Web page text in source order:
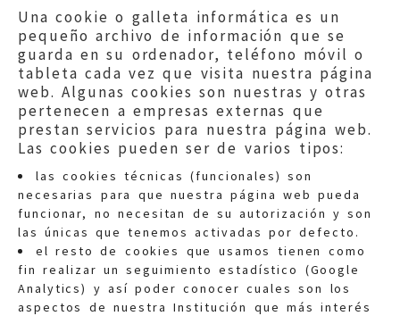
Una cookie o galleta informática es un
pequeño archivo de información que se
guarda en su ordenador, teléfono móvil o
tableta cada vez que visita nuestra página
web. Algunas cookies son nuestras y otras
pertenecen a empresas externas que
prestan servicios para nuestra página web.
Las cookies pueden ser de varios tipos:
las cookies técnicas (funcionales) son
necesarias para que nuestra página web pueda
funcionar, no necesitan de su autorización y son
las únicas que tenemos activadas por defecto.
el resto de cookies que usamos tienen como
fin realizar un seguimiento estadístico (Google
Analytics) y así poder conocer cuales son los
aspectos de nuestra Institución que más interés
Quejas:quejas@eljusticiadearagon.es
Información general:
informacion@eljusticiadearagon.es